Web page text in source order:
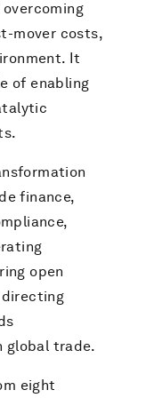
mover costs,
It
of enabling
finance,
open
directing
global trade.
eight